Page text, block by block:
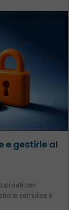
e gestirle al
dati con
semplice e